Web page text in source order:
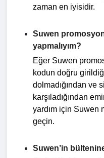
zaman en iyisidir.
Suwen
yapmalıyım?
Eğer Suwen
kodun doğru
dolmadığından ve
karşıladığından
yardım için Suwen
geçin.
Suwen’in